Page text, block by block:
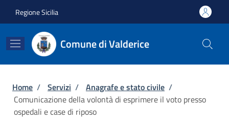
Regione Sicilia
Comune di Valderice
Briciole di pane
Home / Servizi / Anagrafe e stato civile /
Comunicazione della volontà di esprimere il voto presso
ospedali e case di riposo